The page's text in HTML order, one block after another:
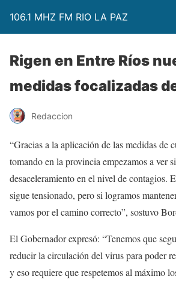
106.1 MHZ FM RIO LA PAZ
Rigen en Entre Ríos
medidas focalizadas
Redaccion
“Gracias a la aplicación de las medidas de
tomando en la provincia empezamos a ver
desaceleramiento en el nivel de contagios.
sigue tensionado, pero si logramos
vamos por el camino correcto”, sostuvo
El Gobernador expresó: “Tenemos que
reducir la circulación del virus para poder
y eso requiere que respetemos al máximo